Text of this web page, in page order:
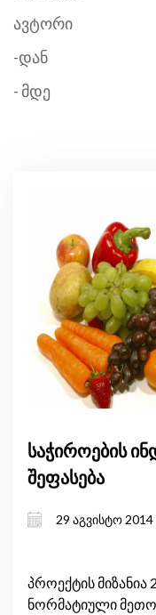
ავტორი
-დან
- მდე
საჭიროების
შეფასება
29 აგვისტო 2014
პროექტის
ნორმატიული